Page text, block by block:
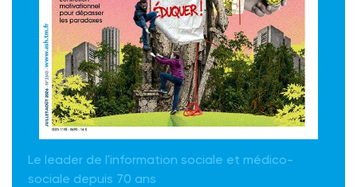
Le leader de l'information sociale et médico-
sociale depuis 70 ans